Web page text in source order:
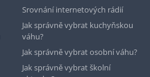
Srovnání internetových rádií
Jak správně vybrat kuchyňskou
váhu?
Jak správně vybrat osobní váhu?
Jak správně vybrat školní